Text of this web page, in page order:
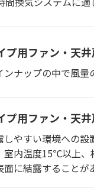
プ用ファン・天
ンナップの中で風量
プ用ファン・天
しやすい環境への
室内温度15℃以上、
面に結露することが